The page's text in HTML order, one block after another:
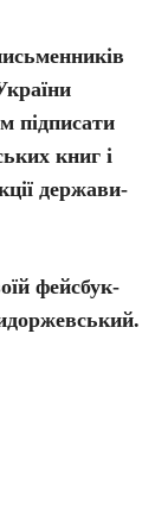
підписати
книг і
держави-
фейсбук-